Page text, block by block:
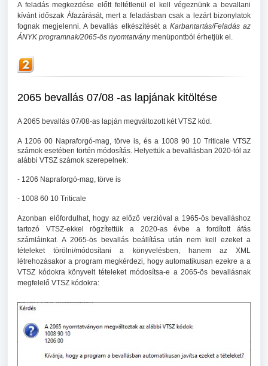
A feladás megkezdése előtt feltétlenül el kell végeznünk a bevallani
kívánt időszak Áfazárását, mert a feladásban csak a lezárt bizonylatok
fognak megjelenni. A bevallás elkészítését a Karbantartás/Feladás az
ÁNYK programnak/2065-ös nyomtatványmenüpontból érhetjük el.
2065 bevallás 07/08 -as lapjának kitöltése
A 2065 bevallás 07/08-as lapján megváltozott két VTSZ kód.
A 1206 00 Napraforgó-mag, törve is, és a 1008 90 10 Triticale VTSZ
számok esetében történ módosítás. Helyettük a bevallásban 2020-tól az
alábbi VTSZ számok szerepelnek:
- 1206 Napraforgó-mag, törve is
- 1008 60 10 Triticale
Azonban előfordulhat, hogy az előző verzióval a 1965-ös bevalláshoz
tartozó VTSZ-ekkel rögzítettük a 2020-as évbe a fordított áfás
számláinkat. A 2065-ös bevallás beállítása után nem kell ezeket a
tételeket törölni/módosítani a könyvelésben, hanem az XML
létrehozásakor a program megkérdezi, hogy automatikusan ezekre a a
VTSZ kódokra könyvelt tételeket módosítsa-e a 2065-ös bevallásnak
megfelelő VTSZ kódokra: